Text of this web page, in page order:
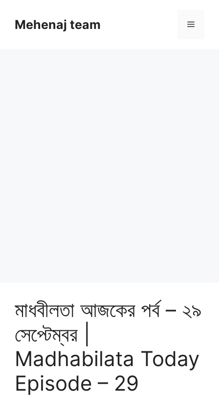
contentMehenaj team Menu
মাধবীলতা আজকের পর্ব – ২৯
সেপ্টেম্বর |
Madhabilata Today
Episode – 29